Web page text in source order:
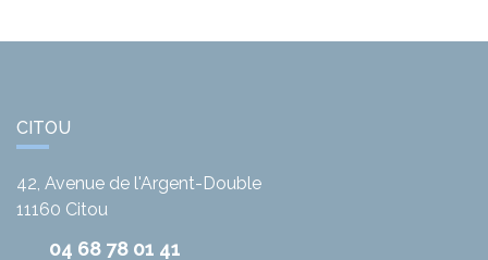
CITOU
42, Avenue de l'Argent-Double
11160 Citou
04 68 78 01 41